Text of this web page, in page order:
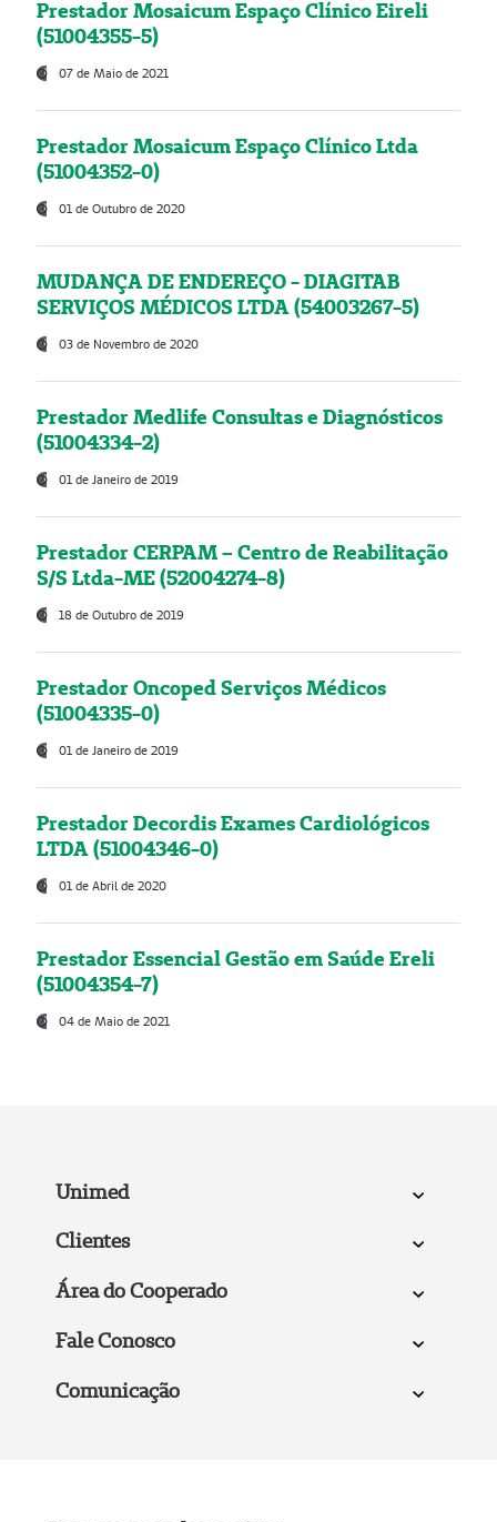
Prestador Mosaicum Espaço Clínico Eireli
(51004355-5)
07 de Maio de 2021
Prestador Mosaicum Espaço Clínico Ltda
(51004352-0)
01 de Outubro de 2020
MUDANÇA DE ENDEREÇO - DIAGITAB
SERVIÇOS MÉDICOS LTDA (54003267-5)
03 de Novembro de 2020
Prestador Medlife Consultas e Diagnósticos
(51004334-2)
01 de Janeiro de 2019
Prestador CERPAM – Centro de Reabilitação
S/S Ltda-ME (52004274-8)
18 de Outubro de 2019
Prestador Oncoped Serviços Médicos
(51004335-0)
01 de Janeiro de 2019
Prestador Decordis Exames Cardiológicos
LTDA (51004346-0)
01 de Abril de 2020
Prestador Essencial Gestão em Saúde Ereli
(51004354-7)
04 de Maio de 2021
Unimed
Clientes
Área do Cooperado
Fale Conosco
Comunicação